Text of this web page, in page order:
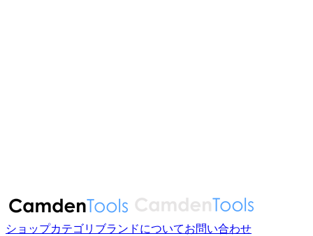
ショップカテゴリ ブランドについてお問い合わせ